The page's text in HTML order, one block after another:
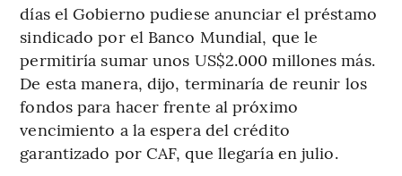
días el Gobierno pudiese anunciar el préstamo
sindicado por el Banco Mundial, que le
permitiría sumar unos US$2.000 millones más.
De esta manera, dijo, terminaría de reunir los
fondos para hacer frente al próximo
vencimiento a la espera del crédito
garantizado por CAF, que llegaría en julio.